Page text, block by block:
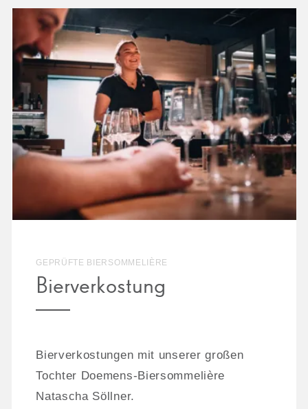
GEPRÜFTE BIERSOMMELIÈRE
Bierverkostung
Bierverkostungen mit unserer großen
Tochter Doemens-Biersommelière
Natascha Söllner.